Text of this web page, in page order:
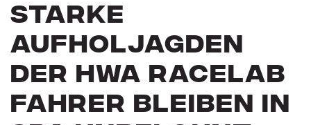
STARKE
AUFHOLJAGDEN
DER HWA RACELAB
FAHRER BLEIBEN IN